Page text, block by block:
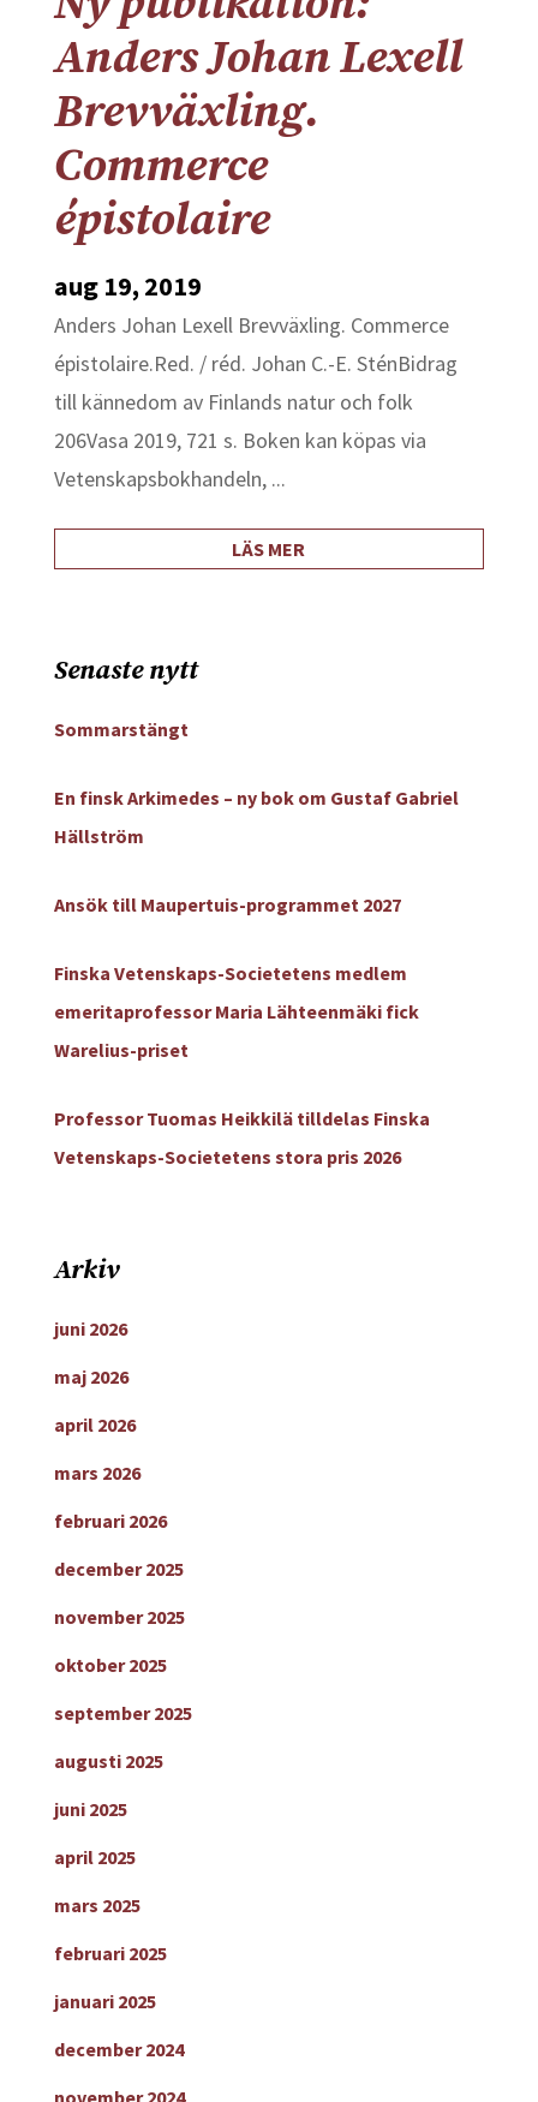
Anders Johan Lexell
Brevväxling.
Commerce
épistolaire
aug 19, 2019
Anders Johan Lexell Brevväxling. Commerce
épistolaire.Red. / réd. Johan C.-E. SténBidrag
till kännedom av Finlands natur och folk
206Vasa 2019, 721 s. Boken kan köpas via
Vetenskapsbokhandeln, ...
LÄS MER
Senaste nytt
Sommarstängt
En finsk Arkimedes – ny bok om Gustaf Gabriel
Hällström
Ansök till Maupertuis-programmet 2027
Finska Vetenskaps-Societetens medlem
emeritaprofessor Maria Lähteenmäki fick
Warelius-priset
Professor Tuomas Heikkilä tilldelas Finska
Vetenskaps-Societetens stora pris 2026
Arkiv
juni 2026
maj 2026
april 2026
mars 2026
februari 2026
december 2025
november 2025
oktober 2025
september 2025
augusti 2025
juni 2025
april 2025
mars 2025
februari 2025
januari 2025
december 2024